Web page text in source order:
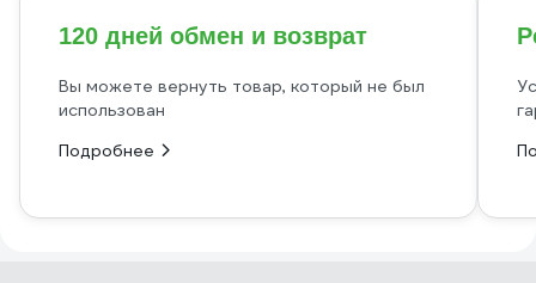
120 дней обмен и возврат
Вы можете вернуть товар, который не был
использован
Подробнее